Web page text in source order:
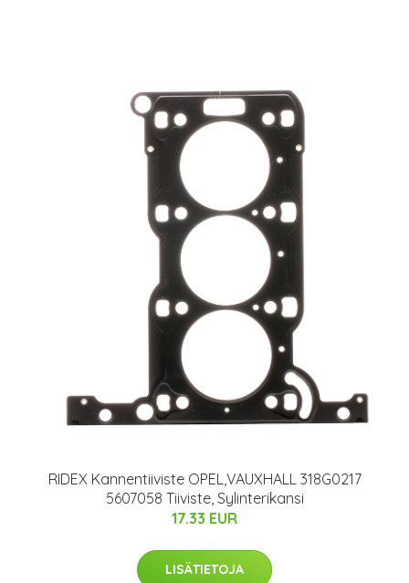
RIDEX Kannentiiviste OPEL,VAUXHALL 318G0217
5607058 Tiiviste, Sylinterikansi
17.33 EUR
LISÄTIETOJA